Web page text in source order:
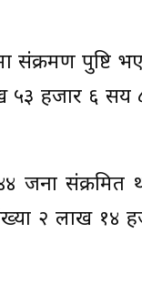
संक्रमण
५३ हजार ६
जना
२ लाख